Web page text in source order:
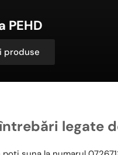
PEHD
produse
legate